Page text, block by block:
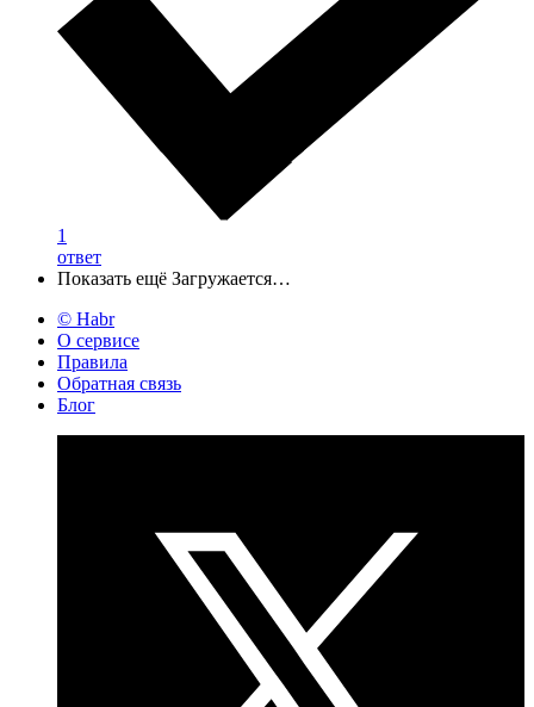
1
ответ
Показать ещё Загружается…
© Habr
О сервисе
Правила
Обратная связь
Блог